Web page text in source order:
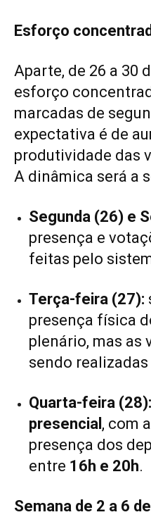
Esforço
Aparte, de 26 a 30
esforço
marcadas de
expectativa é de
produtividade das
A dinâmica será a
Segunda (26) e
presença e
feitas pelo
Terça-feira (27):
presença física
plenário, mas as
sendo
Quarta-feira (28):
presencial , com
presença dos
entre 16h e 20h.
Semana de 2 a 6